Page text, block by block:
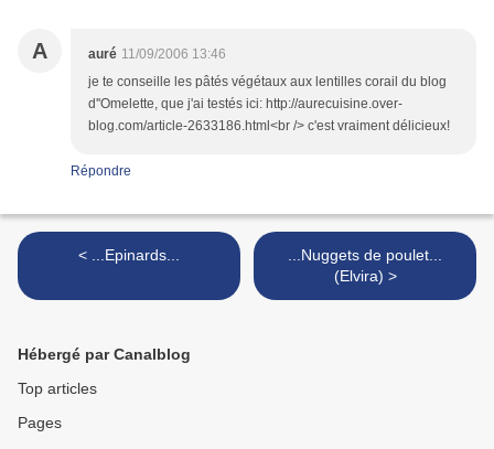
A auré 11/09/2006 13:46
je te conseille les pâtés végétaux aux lentilles corail du blog
d''Omelette, que j'ai testés ici: http://aurecuisine.over-
blog.com/article-2633186.html<br /> c'est vraiment délicieux!
Répondre
< ...Epinards...
...Nuggets de poulet...
(Elvira) >
Hébergé par Canalblog
Top articles
Pages